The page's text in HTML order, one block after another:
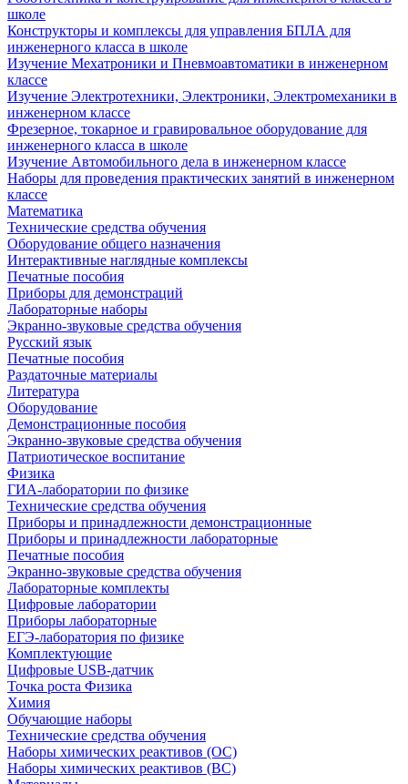
школе
Конструкторы и комплексы для управления БПЛА для
инженерного класса в школе
Изучение Мехатроники и Пневмоавтоматики в инженерном
классе
Изучение Электротехники, Электроники, Электромеханики в
инженерном классе
Фрезерное, токарное и гравировальное оборудование для
инженерного класса в школе
Изучение Автомобильного дела в инженерном классе
Наборы для проведения практических занятий в инженерном
классе
Математика
Технические средства обучения
Оборудование общего назначения
Интерактивные наглядные комплексы
Печатные пособия
Приборы для демонстраций
Лабораторные наборы
Экранно-звуковые средства обучения
Русский язык
Печатные пособия
Раздаточные материалы
Литература
Оборудование
Демонстрационные пособия
Экранно-звуковые средства обучения
Патриотическое воспитание
Физика
ГИА-лаборатории по физике
Технические средства обучения
Приборы и принадлежности демонстрационные
Приборы и принадлежности лабораторные
Печатные пособия
Экранно-звуковые средства обучения
Лабораторные комплекты
Цифровые лаборатории
Приборы лабораторные
ЕГЭ-лаборатория по физике
Комплектующие
Цифровые USB-датчик
Точка роста Физика
Химия
Обучающие наборы
Технические средства обучения
Наборы химических реактивов (ОС)
Наборы химических реактивов (ВС)